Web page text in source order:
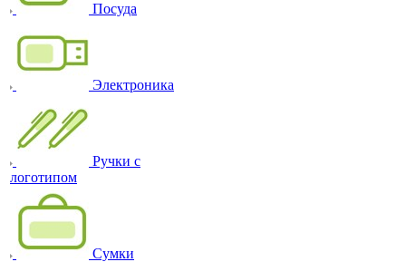
Посуда
Электроника
Ручки с
логотипом
Сумки